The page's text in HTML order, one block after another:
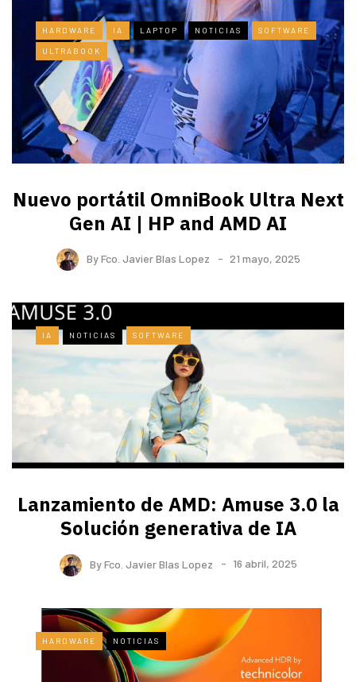
HARDWARE IA LAPTOP NOTICIAS SOFTWARE
ULTRABOOK
Nuevo portátil OmniBook Ultra ​Next
Gen AI | HP and AMD AI
ByFco. Javier Blas Lopez 21 mayo, 2025
IA NOTICIAS SOFTWARE
Lanzamiento de AMD: Amuse 3.0 la
Solución generativa de IA
ByFco. Javier Blas Lopez 16 abril, 2025
HARDWARE NOTICIAS